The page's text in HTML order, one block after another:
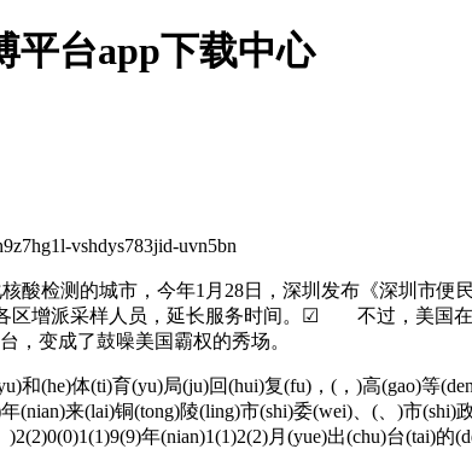
平台app下载中心
vshdys783jid-uvn5bn
检测的城市，今年1月28日，深圳发布《深圳市便
区增派采样人员，延长服务时间。☑ 不过，美国
，变成了鼓噪美国霸权的秀场。
体(ti)育(yu)局(ju)回(hui)复(fu)，(，)高(gao)等
(nian)来(lai)铜(tong)陵(ling)市(shi)委(wei)、(、)市(shi)
年(nian)1(1)2(2)月(yue)出(chu)台(tai)